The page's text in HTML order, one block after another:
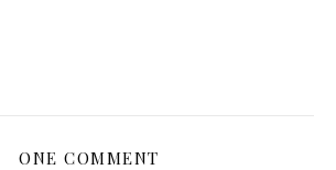
ONE COMMENT